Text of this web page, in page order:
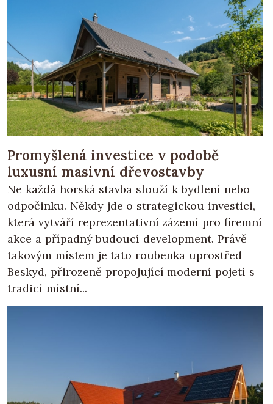
Promyšlená investice v podobě
luxusní masivní dřevostavby
Ne každá horská stavba slouží k bydlení nebo
odpočinku. Někdy jde o strategickou investici,
která vytváří reprezentativní zázemí pro firemní
akce a případný budoucí development. Právě
takovým místem je tato roubenka uprostřed
Beskyd, přirozeně propojující moderní pojetí s
tradicí místní...